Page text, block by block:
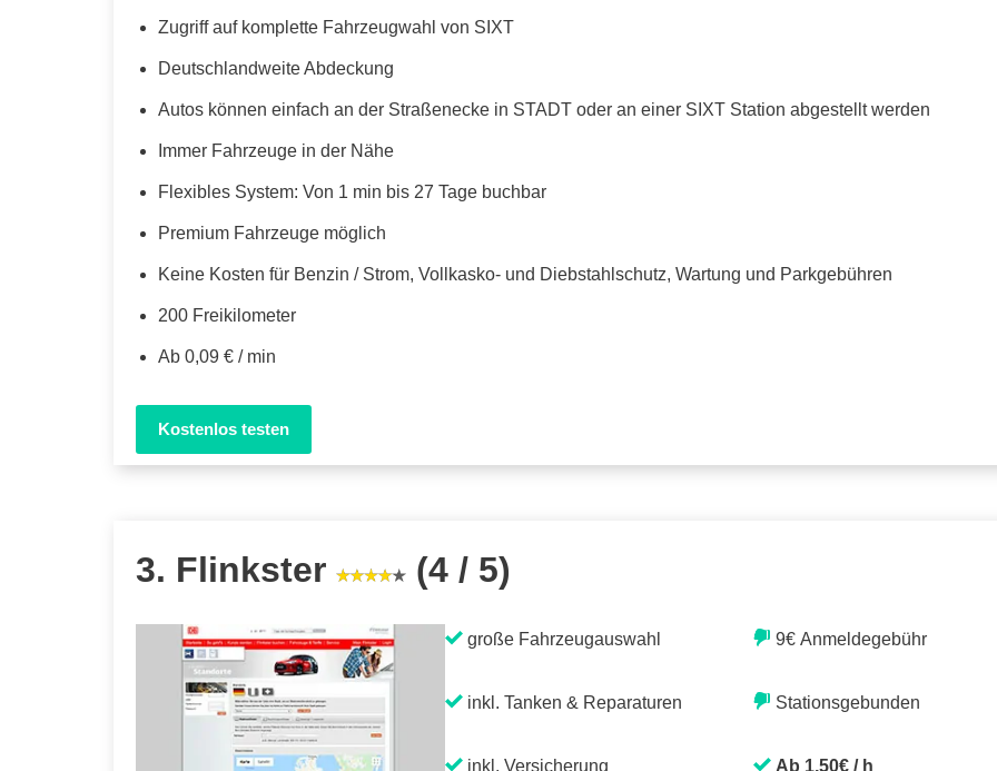
Zugriff auf komplette Fahrzeugwahl von SIXT
Deutschlandweite Abdeckung
Autos können einfach an der Straßenecke in STADT oder an einer SIXT Station abgestellt werden
Immer Fahrzeuge in der Nähe
Flexibles System: Von 1 min bis 27 Tage buchbar
Premium Fahrzeuge möglich
Keine Kosten für Benzin / Strom, Vollkasko- und Diebstahlschutz, Wartung und Parkgebühren
200 Freikilometer
Ab 0,09 € / min
Kostenlos testen
3. Flinkster (4 / 5)
große Fahrzeugauswahl
inkl. Tanken & Reparaturen
inkl. Versicherung
9€ Anmeldegebühr
Stationsgebunden
Ab 1,50€ / h